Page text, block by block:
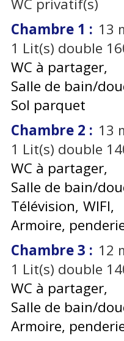
WC privatif(s)
Chambre 1 : 13
1 Lit(s) double
WC à partager
Salle de bain/
Sol parquet
Chambre 2 : 13
1 Lit(s) double
WC à partager
Salle de bain/
Télévision WIFI
Armoire,
Chambre 3 : 12
1 Lit(s) double
WC à partager
Salle de bain/
Armoire,